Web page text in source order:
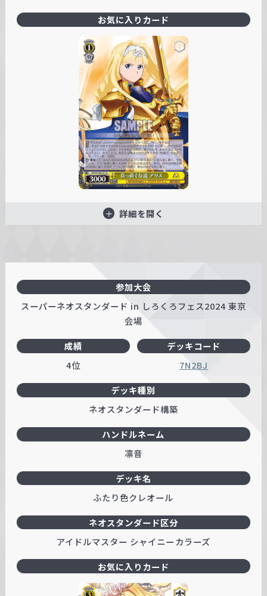
お気に入りカード
詳細を開く
参加大会
スーパーネオスタンダード in しろくろフェス2024 東京
会場
成績
4位
ハンドルネーム
凛音
デッキコード
7N2BJ
デッキ名
ふたり色クレオール
デッキ種別
ネオスタンダード構築
ネオスタンダード区分
アイドルマスター シャイニーカラーズ
お気に入りカード